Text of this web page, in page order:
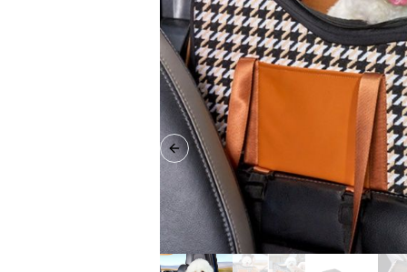
Previous slide